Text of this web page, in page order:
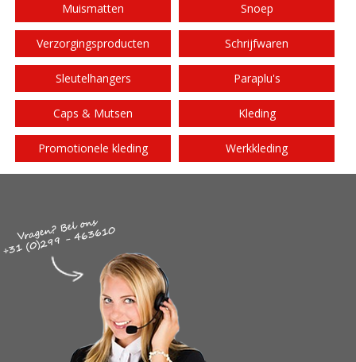
Muismatten Snoep
Verzorgingsproducten Schrijfwaren
Sleutelhangers Paraplu's
Caps & Mutsen Kleding
Promotionele kleding Werkkleding